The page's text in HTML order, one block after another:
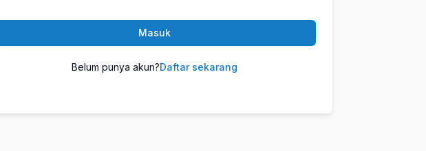
Masuk
Belum punya akun?Daftar sekarang